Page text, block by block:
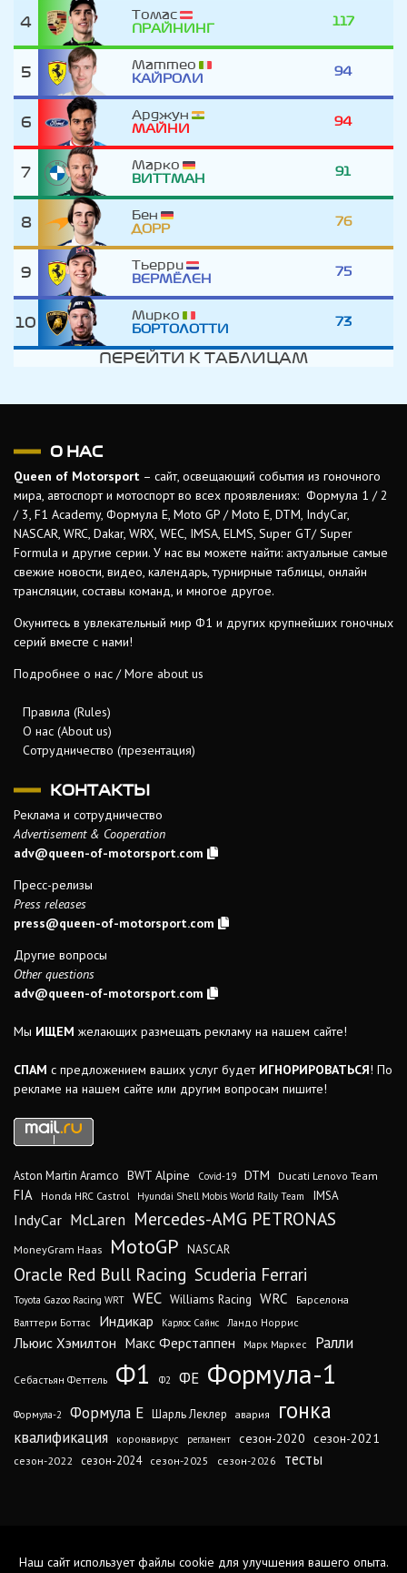
4
Томас
ПРАЙНИНГ
117
5
Маттео
КАЙРОЛИ
94
6
Арджун
МАЙНИ
94
7
Марко
ВИТТМАН
91
8
Бен
ДОРР
76
9
Тьерри
ВЕРМЁЛЕН
75
10
Мирко
БОРТОЛОТТИ
73
ПЕРЕЙТИ К ТАБЛИЦАМ
О НАС
Queen of Motorsport – сайт, освещающий события из гоночного
мира, автоспорт и мотоспорт во всех проявлениях: Формула 1 / 2
/ 3, F1 Academy, Формула Е, Moto GP / Moto E, DTM, IndyCar,
NASCAR, WRC, Dakar, WRX, WEC, IMSA, ELMS, Super GT/ Super
Formula и другие серии. У нас вы можете найти: актуальные самые
свежие новости, видео, календарь, турнирные таблицы, онлайн
трансляции, составы команд, и многое другое.
Окунитесь в увлекательный мир Ф1 и других крупнейших гоночных
серий вместе с нами!
Подробнее о нас / More about us
Правила (Rules)
О нас (About us)
Сотрудничество (презентация)
КОНТАКТЫ
Реклама и сотрудничество
Advertisement & Cooperation
adv@queen-of-motorsport.com
Пресс-релизы
Press releases
press@queen-of-motorsport.com
Другие вопросы
Other questions
adv@queen-of-motorsport.com
Мы ИЩЕМ желающих размещать рекламу на нашем сайте!
СПАМ с предложением ваших услуг будет ИГНОРИРОВАТЬСЯ! По
рекламе на нашем сайте или другим вопросам пишите!
Aston Martin Aramco BWT Alpine Covid-19 DTM Ducati Lenovo Team
FIA Honda HRC Castrol Hyundai Shell Mobis World Rally Team IMSA
IndyCar McLaren Mercedes-AMG PETRONAS
MoneyGram Haas MotoGP NASCAR
Oracle Red Bull Racing Scuderia Ferrari
Toyota Gazoo Racing WRT WEC Williams Racing WRC
Барселона
Валттери Боттас
Индикар Карлос Сайнс Ландо Норрис
Льюис Хэмилтон Макс Ферстаппен Марк Маркес Ралли
Себастьян Феттель Ф1 Ф2 ФЕ Формула-1
Формула-2 Формула Е Шарль Леклер авария гонка
квалификация коронавирус регламент сезон-2020 сезон-2021
сезон-2022 сезон-2024 сезон-2025 сезон-2026 тесты
Наш сайт использует файлы cookie для улучшения вашего опыта.